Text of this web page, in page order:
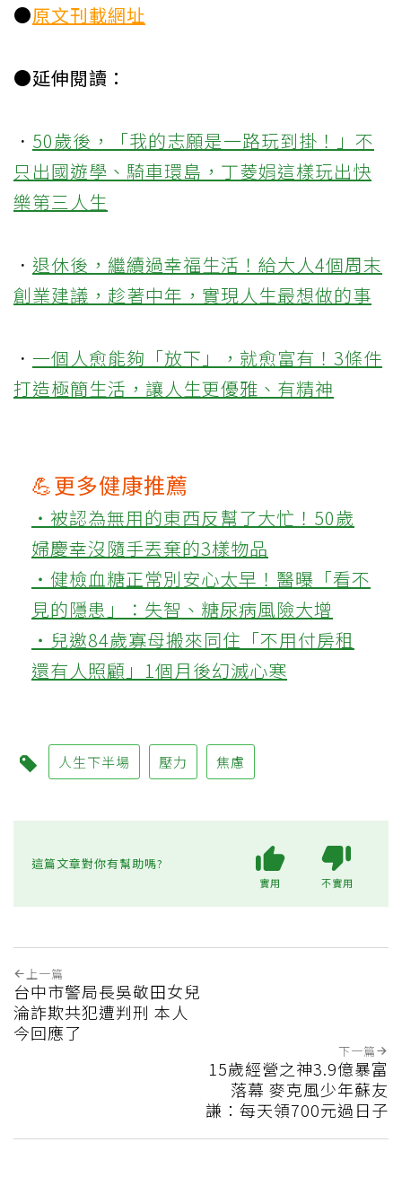
●原文刊載網址
●延伸閱讀：
． 50歲後，「我的志願是一路玩到掛！」不
只出國遊學、騎車環島，丁菱娟這樣玩出快
樂第三人生
． 退休後，繼續過幸福生活！給大人4個周末
創業建議，趁著中年，實現人生最想做的事
． 一個人愈能夠「放下」，就愈富有！3條件
打造極簡生活，讓人生更優雅、有精神
💪更多健康推薦
‧被認為無用的東西反幫了大忙！50歲
婦慶幸沒隨手丟棄的3樣物品
‧健檢血糖正常別安心太早！醫曝「看不
見的隱患」：失智、糖尿病風險大增
‧兒邀84歲寡母搬來同住「不用付房租
還有人照顧」1個月後幻滅心寒
人生下半場 壓力 焦慮
這篇文章對你有幫助嗎?
實用 不實用
上一篇
台中市警局長吳敬田女兒
淪詐欺共犯遭判刑 本人
今回應了
下一篇
15歲經營之神3.9億暴富
落幕 麥克風少年蘇友
謙：每天領700元過日子